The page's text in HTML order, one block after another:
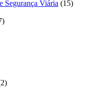
Segurança Viária (15)